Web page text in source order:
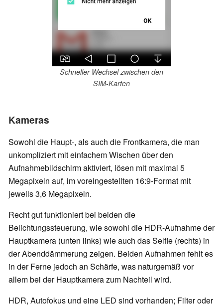
Schneller Wechsel zwischen den
SIM-Karten
Kameras
Sowohl die Haupt-, als auch die Frontkamera, die man
unkompliziert mit einfachem Wischen über den
Aufnahmebildschirm aktiviert, lösen mit maximal 5
Megapixeln auf, im voreingestellten 16:9-Format mit
jeweils 3,6 Megapixeln.
Recht gut funktioniert bei beiden die
Belichtungssteuerung, wie sowohl die HDR-Aufnahme der
Hauptkamera (unten links) wie auch das Selfie (rechts) in
der Abenddämmerung zeigen. Beiden Aufnahmen fehlt es
in der Ferne jedoch an Schärfe, was naturgemäß vor
allem bei der Hauptkamera zum Nachteil wird.
HDR, Autofokus und eine LED sind vorhanden; Filter oder